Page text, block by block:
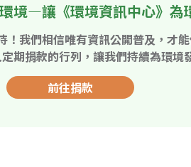
境—讓《環境資訊中心》為
！我們相信唯有資訊公開普及，才
期捐款的行列，讓我們持續為環境
前往捐款